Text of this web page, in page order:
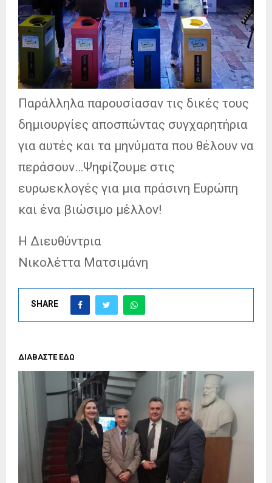
Παράλληλα παρουσίασαν τις δικές τους
δημιουργίες αποσπώντας συγχαρητήρια
για αυτές και τα μηνύματα που θέλουν να
περάσουν…Ψηφίζουμε στις
ευρωεκλογές για μια πράσινη Ευρώπη
και ένα βιώσιμο μέλλον!
Η Διευθύντρια
Νικολέττα Ματσιμάνη
SHARE
ΔΙΑΒΑΣΤΕ ΕΔΩ